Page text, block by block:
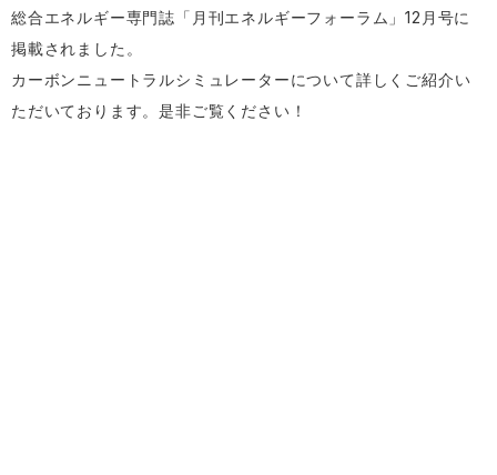
総合エネルギー専門誌「月刊エネルギーフォーラム」12月号に
掲載されました。
カーボンニュートラルシミュレーターについて詳しくご紹介い
ただいております。是非ご覧ください！